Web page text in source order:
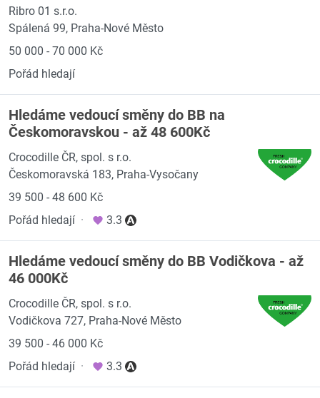
Ribro 01 s.r.o.
Spálená 99, Praha-Nové Město
50 000 - 70 000 Kč
Pořád hledají
Hledáme vedoucí směny do BB na
Českomoravskou - až 48 600Kč
Crocodille ČR, spol. s r.o.
Českomoravská 183, Praha-Vysočany
39 500 - 48 600 Kč
Pořád hledají · 3.3
Hledáme vedoucí směny do BB Vodičkova - až
46 000Kč
Crocodille ČR, spol. s r.o.
Vodičkova 727, Praha-Nové Město
39 500 - 46 000 Kč
Pořád hledají · 3.3